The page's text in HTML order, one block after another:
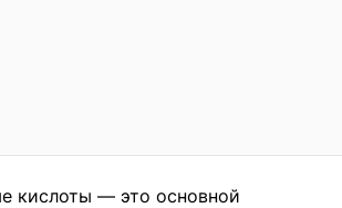
кислоты — это основной